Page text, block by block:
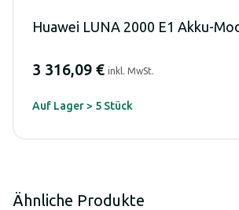
Huawei LUNA 2000 E1 Akku-
3 316,09 € inkl. MwSt.
Auf Lager > 5 Stück
Ähnliche Produkte